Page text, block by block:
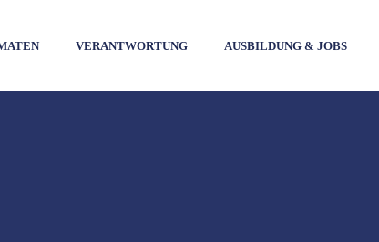
VERANTWORTUNG AUSBILDUNG & JOBS